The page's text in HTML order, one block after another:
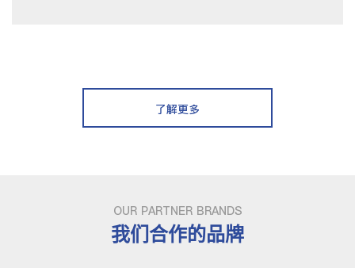
了解更多
OUR PARTNER BRANDS
我们合作的品牌